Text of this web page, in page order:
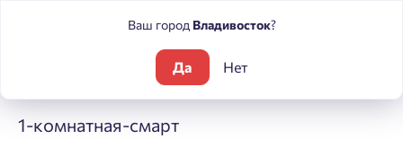
А +
1-комнатная-смарт
Ваш город Владивосток?
Да Нет